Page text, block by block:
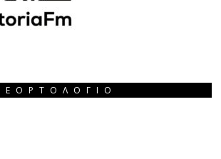
ΕΟΡΤΟΛΌΓΙΟ